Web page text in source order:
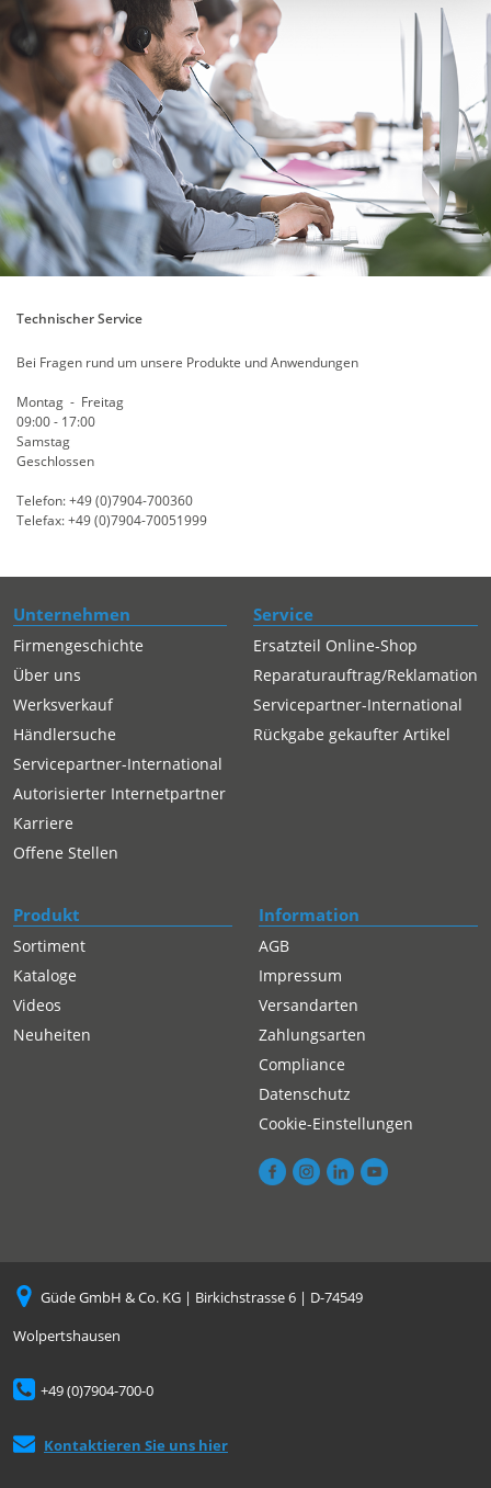
Technischer Service
Bei Fragen rund um unsere Produkte und Anwendungen
Montag - Freitag
09:00 - 17:00
Samstag
Geschlossen
Telefon: +49 (0)7904-700360
Telefax: +49 (0)7904-70051999
Unternehmen
Firmengeschichte
Über uns
Werksverkauf
Händlersuche
Servicepartner-International
Autorisierter Internetpartner
Karriere
Offene Stellen
Service
Ersatzteil Online-Shop
Reparaturauftrag/Reklamation
Servicepartner-International
Rückgabe gekaufter Artikel
Produkt
Sortiment
Kataloge
Videos
Neuheiten
Information
AGB
Impressum
Versandarten
Zahlungsarten
Compliance
Datenschutz
Cookie-Einstellungen
Güde GmbH & Co. KG | Birkichstrasse 6 | D-74549
Wolpertshausen
+49 (0)7904-700-0
Kontaktieren Sie uns hier